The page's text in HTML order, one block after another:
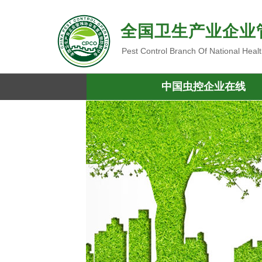
全国卫生产业企
Pest Control Branch Of National
中国虫控企业在线